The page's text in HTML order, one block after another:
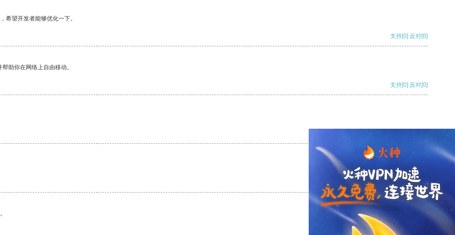
希望开发者能够优化一下。
支持[0] 反对[0]
助你在网络上自由移动。
支持[0] 反对[0]
支持 [0] 反对 [0]
支持